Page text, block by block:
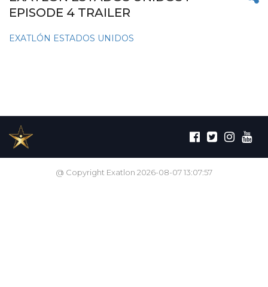
EPISODE 4 TRAILER
EXATLÓN ESTADOS UNIDOS
@ Copyright Exatlon 2026-08-07 13:07:57